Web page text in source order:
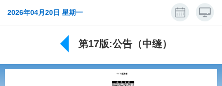
2026年04月20日 星期一
第17版:公告（中缝）